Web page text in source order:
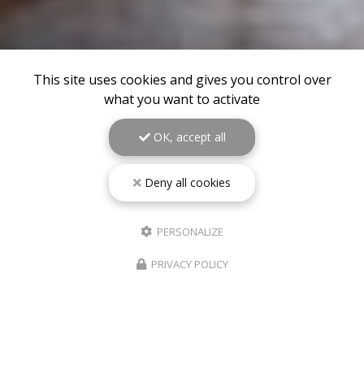
This site uses cookies and gives you control over
what you want to activate
OK, accept all
Deny all cookies
PERSONALIZE
PRIVACY POLICY